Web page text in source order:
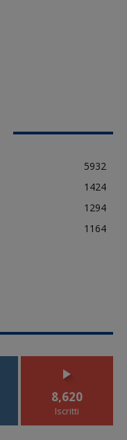
5932
1424
1294
1164
8,620
Iscritti